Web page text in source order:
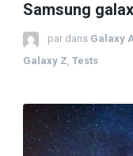
Samsung
par dans Galaxy
Galaxy Z, Tests